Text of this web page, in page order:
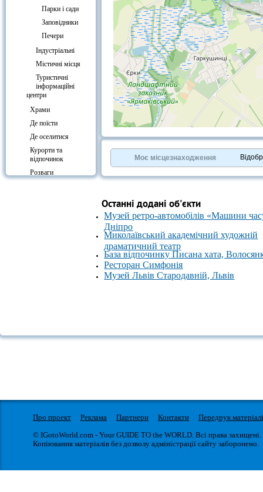
Парки і сади
Заповідники
Печери
Індустріальні
Містичні місця
Туристичні
інформаційні
центри
Храми
Де поїсти
Де оселитися
Курорти та
відпочинок
Розваги
OpenStreetMapcontributors.
»
Моє місцезнаходження
Останні додані об'єкти
Музей ретро-автомобілів «Машини
Дніпро
Миколаївський академічний художній
драматичний театр
База відпочинку Писана хата,
Ресторан Симфонія
Музей Львів Стародавній, Львів
Про проект Реклама Партнери Контакти
Передрук
© IGotoWorld.com - Your GUIDE TO the WORLD. Всі права захищені.
Копіювання матеріалів без дозволу адміністрації сайту заборонено.